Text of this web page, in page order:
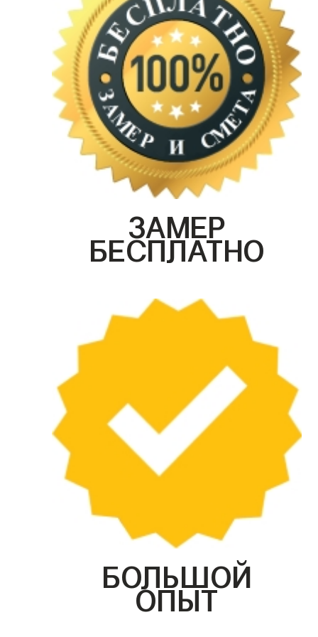
ЗАМЕР
БЕСПЛАТНО
БОЛЬШОЙ
ОПЫТ